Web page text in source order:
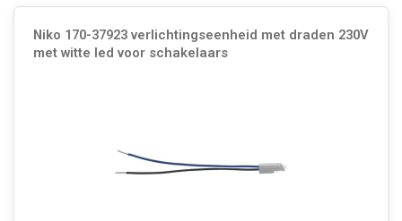
Niko 170-37923 verlichtingseenheid met draden 230V
met witte led voor schakelaars